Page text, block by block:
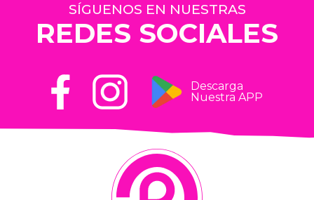
SÍGUENOS EN NUESTRAS
REDES SOCIALES
Descarga
Nuestra APP